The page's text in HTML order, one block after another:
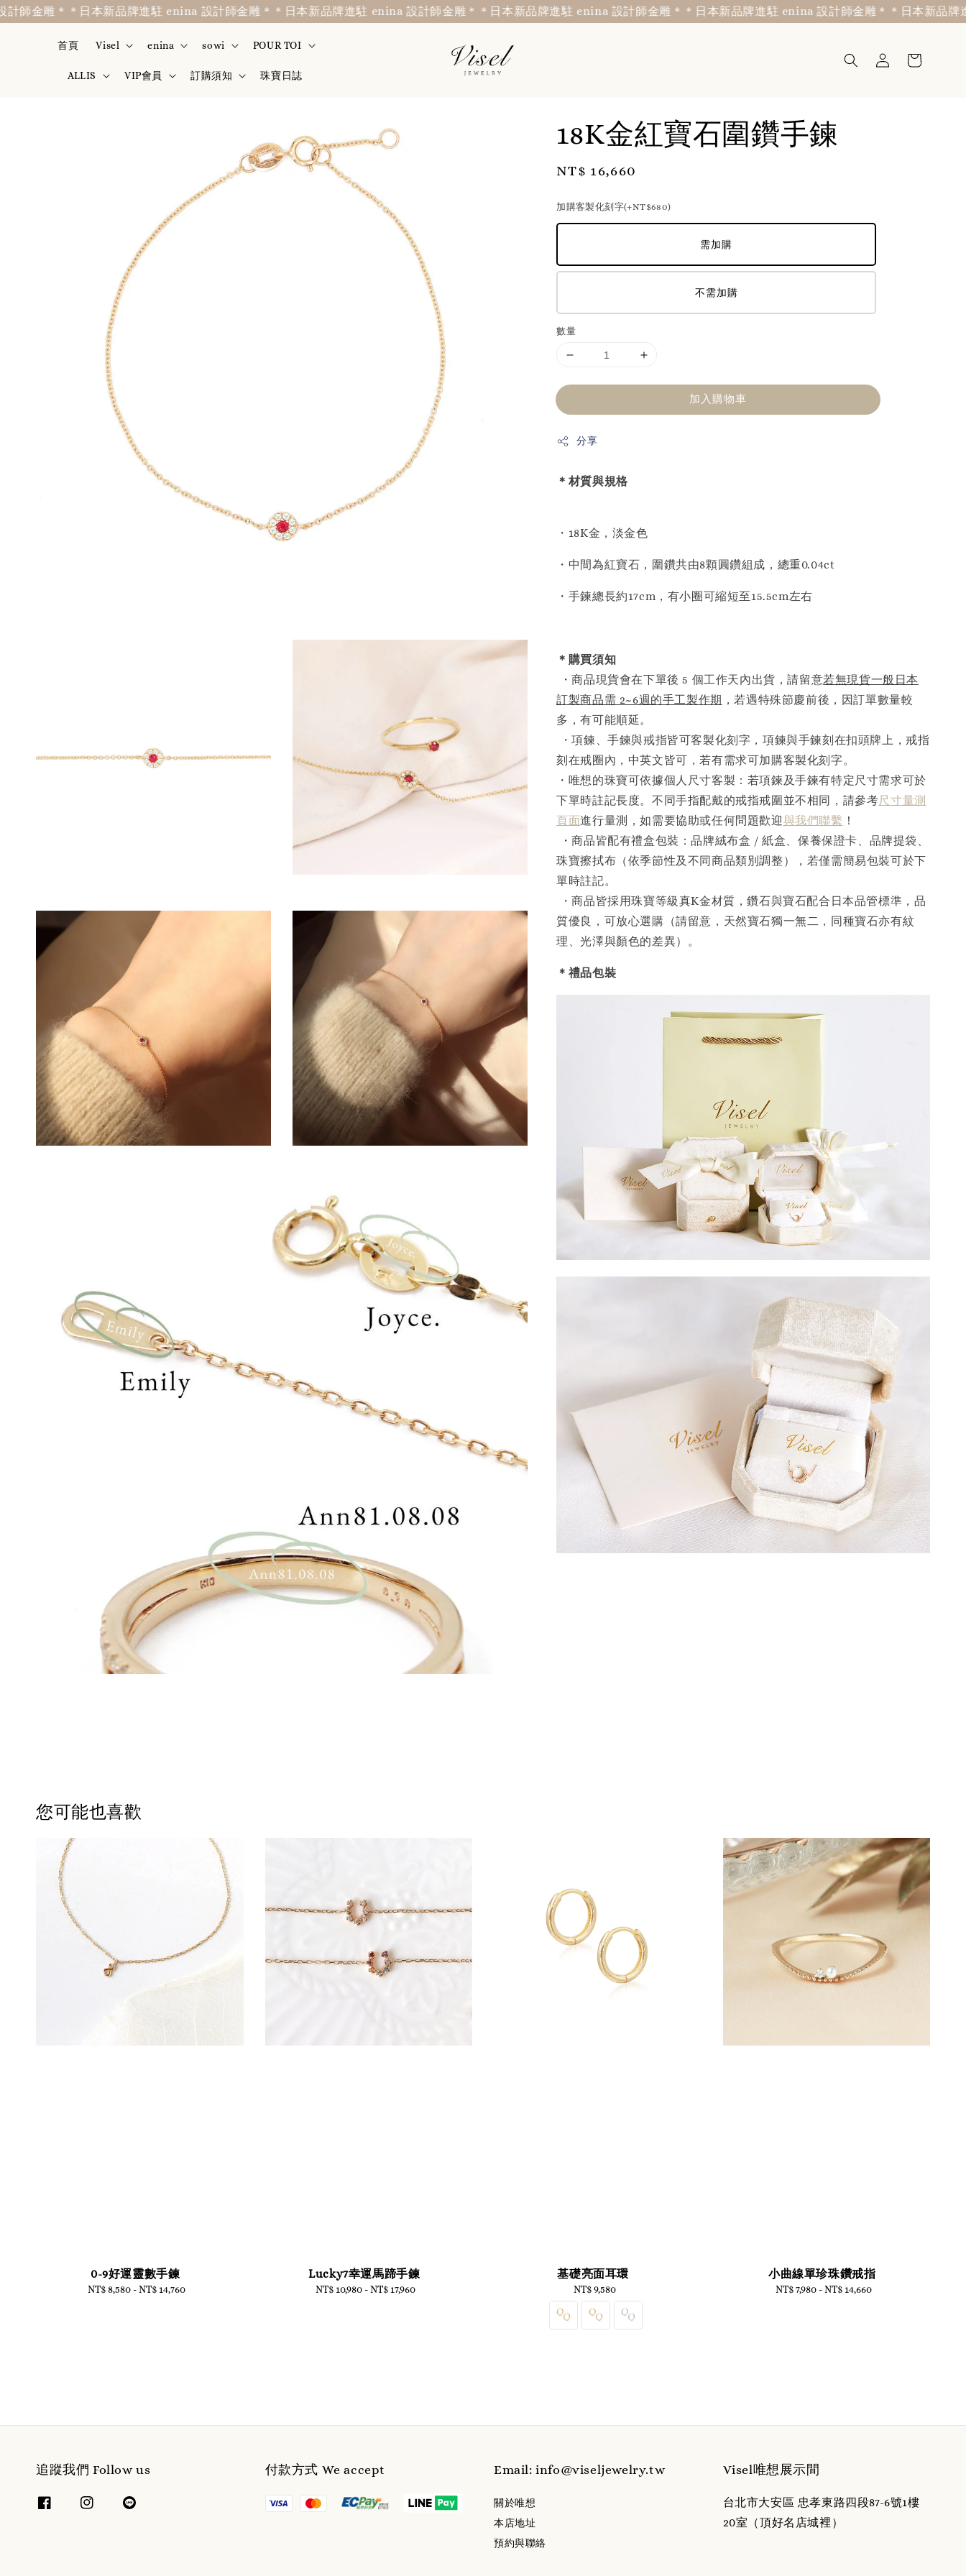
金雕＊＊日本新品牌進駐 enina 設計師金雕＊＊日本新品牌進駐 enina 設計師金雕＊＊日本新品牌進駐 enina 設計師金雕＊＊日本新品牌進駐 enina 設計師金雕＊＊日本新品牌進駐
首頁 Visel enina sowi POUR TOI
ALLIS VIP會員 訂購須知 珠寶日誌
18K金紅寶石圍鑽手鍊
Regular
NT$ 16,660
加購客製化刻字(+NT$680)
需加購
不需加購
數量
加入購物車
分享
＊材質與規格
・18K金，淡金色
・中間為紅寶石，圍鑽共由8顆圓鑽組成，總重0.04ct
・手鍊總長約17cm，有小圈可縮短至15.5cm左右
＊購買須知
・商品現貨會在下單後 5 個工作天內出貨，請留意若無現貨一般日本
訂製商品需 2~6週的手工製作期 ，若遇特殊節慶前後，因訂單數量較
多，有可能順延。
・項鍊、手鍊與戒指皆可客製化刻字，項鍊與手鍊刻在扣頭牌上，戒指
刻在戒圈內，中英文皆可，若有需求可加購客製化刻字。
・唯想的珠寶可依據個人尺寸客製：若項鍊及手鍊有特定尺寸需求可於
下單時註記長度。不同手指配戴的戒指戒圍並不相同，請參考尺寸量測
頁面進行量測，如需要協助或任何問題歡迎與我們聯繫 ！
・商品皆配有禮盒包裝：品牌絨布盒 / 紙盒、保養保證卡、品牌提袋、
珠寶擦拭布（依季節性及不同商品類別調整），若僅需簡易包裝可於下
單時註記。
・商品皆採用珠寶等級真K金材質，鑽石與寶石配合日本品管標準，品
質優良，可放心選購（請留意，天然寶石獨一無二，同種寶石亦有紋
理、光澤與顏色的差異）。
＊禮品包裝
您可能也喜歡
0-9好運靈數手鍊
Regular
NT$ 8,580 -NT$ 14,760
Lucky7幸運馬蹄手鍊
Regular
NT$ 10,980 -NT$ 17,960
基礎亮面耳環
Regular
price
NT$ 9,580
小曲線單珍珠鑽戒指
Regular
NT$ 7,980-NT$ 14,660
追蹤我們 Follow us 付款方式 We accept Email: info@viseljewelry.tw
關於唯想
本店地址
預約與聯絡
Visel唯想展示間
台北市大安區 忠孝東路四段87-6號1樓
20室（頂好名店城裡）